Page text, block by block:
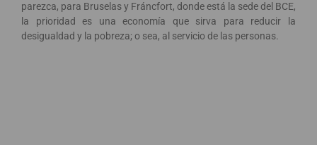
parezca, para Bruselas y Fráncfort, donde está la sede del BCE,
la prioridad es una economía que sirva para reducir la
desigualdad y la pobreza; o sea, al servicio de las personas.